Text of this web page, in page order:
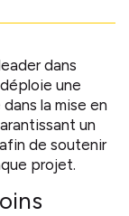
dans
une
la mise en
un
de soutenir
projet.